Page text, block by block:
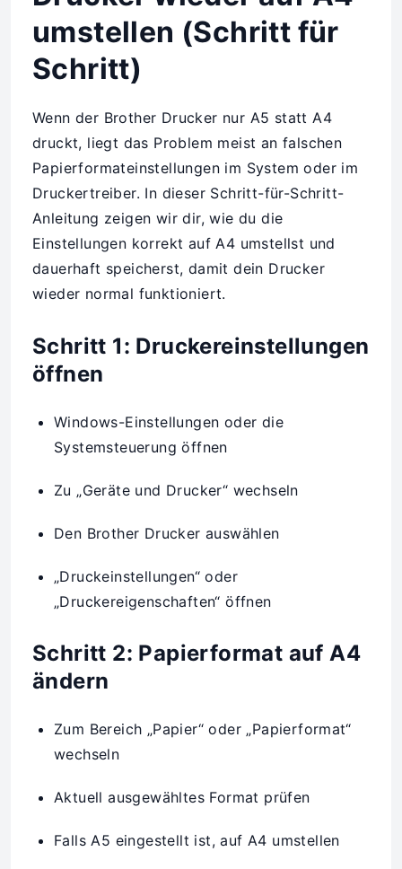
umstellen (Schritt für
Schritt)
Wenn der Brother Drucker nur A5 statt A4
druckt, liegt das Problem meist an falschen
Papierformateinstellungen im System oder im
Druckertreiber. In dieser Schritt-für-Schritt-
Anleitung zeigen wir dir, wie du die
Einstellungen korrekt auf A4 umstellst und
dauerhaft speicherst, damit dein Drucker
wieder normal funktioniert.
Schritt 1: Druckereinstellungen
öffnen
Windows-Einstellungen oder die
Systemsteuerung öffnen
Zu „Geräte und Drucker“ wechseln
Den Brother Drucker auswählen
„Druckeinstellungen“ oder
„Druckereigenschaften“ öffnen
Schritt 2: Papierformat auf A4
ändern
Zum Bereich „Papier“ oder „Papierformat“
wechseln
Aktuell ausgewähltes Format prüfen
Falls A5 eingestellt ist, auf A4 umstellen